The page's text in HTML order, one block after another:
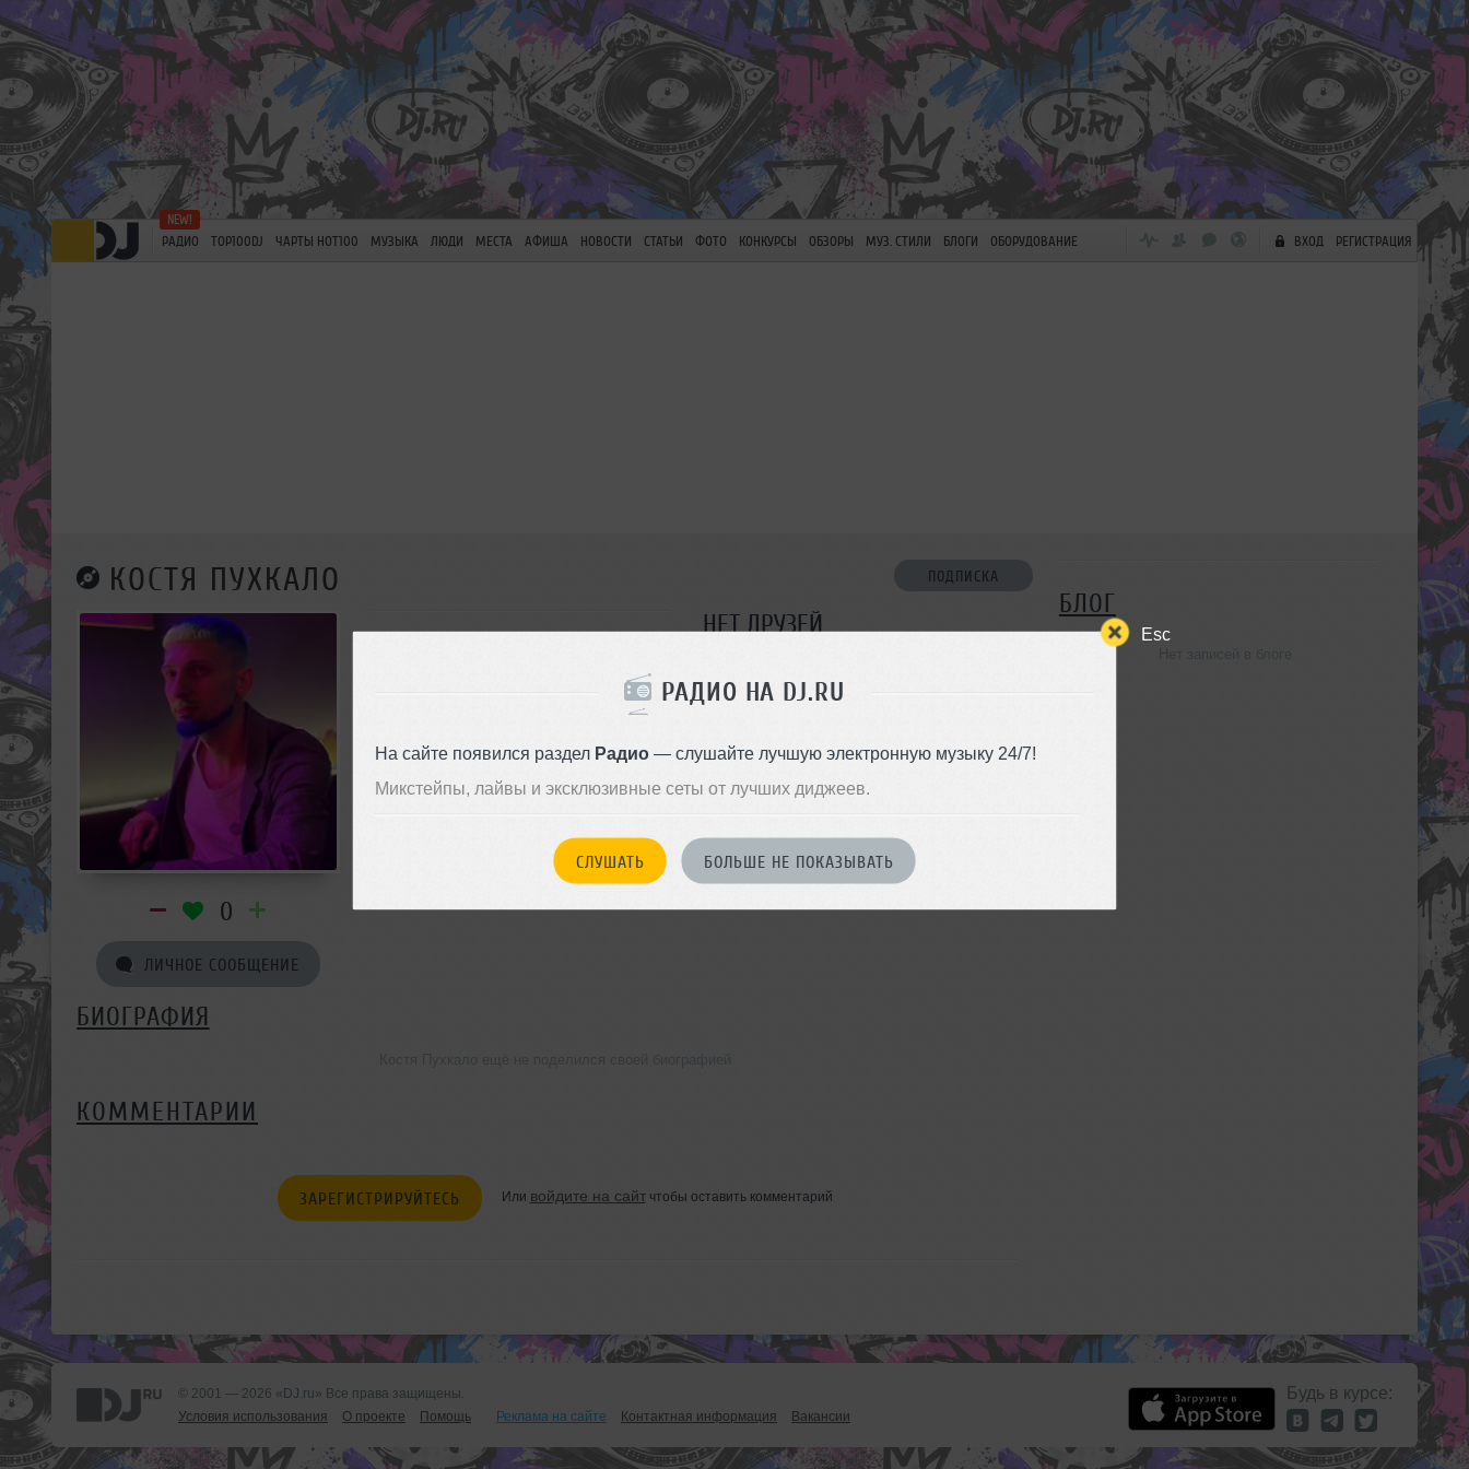
Esc
РАДИО НА DJ.RU
На сайте появился раздел Радио— слушайте лучшую электронную музыку 24/7!
Микстейпы, лайвы и эксклюзивные сеты от лучших диджеев.
СЛУШАТЬ БОЛЬШЕ НЕ ПОКАЗЫВАТЬ
РАДИО TOP100DJ ЧАРТЫ HOT100 МУЗЫКА ЛЮДИ МЕСТА АФИША НОВОСТИ СТАТЬИ ФОТО КОНКУРСЫ ОБЗОРЫ МУЗ. СТИЛИ БЛОГИ ОБОРУДОВАНИЕ ВХОД РЕГИСТРАЦИЯ
КОСТЯ ПУХКАЛО ПОДПИСКА
0
ЛИЧНОЕ СООБЩЕНИЕ
НЕТ ДРУЗЕЙ
БИОГРАФИЯ
КОММЕНТАРИИ
ЗАРЕГИСТРИРУЙТЕСЬ Или войдите на сайтчтобы оставить комментарий
БЛОГ
© 2001 — 2026 «DJ.ru» Все права защищены.
Условия использования
О проекте Помощь Реклама на сайте Контактная информация Вакансии
Будь в курсе: